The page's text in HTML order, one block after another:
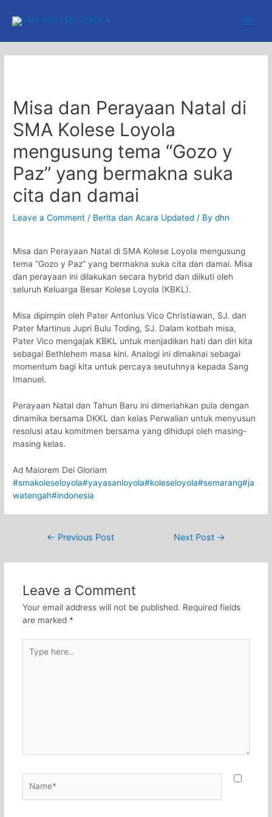
Misa dan Perayaan Natal di
SMA Kolese Loyola
mengusung tema “Gozo y
Paz” yang bermakna suka
cita dan damai
Leave a Comment / Berita dan Acara Updated / Bydhn
Misa dan Perayaan Natal di SMA Kolese Loyola mengusung
tema “Gozo y Paz” yang bermakna suka cita dan damai. Misa
dan perayaan ini dilakukan secara hybrid dan diikuti oleh
seluruh Keluarga Besar Kolese Loyola (KBKL).
Misa dipimpin oleh Pater Antonius Vico Christiawan, SJ. dan
Pater Martinus Jupri Bulu Toding, SJ. Dalam kotbah misa,
Pater Vico mengajak KBKL untuk menjadikan hati dan diri kita
sebagai Bethlehem masa kini. Analogi ini dimaknai sebagai
momentum bagi kita untuk percaya seutuhnya kepada Sang
Imanuel.
Perayaan Natal dan Tahun Baru ini dimeriahkan pula dengan
dinamika bersama DKKL dan kelas Perwalian untuk menyusun
resolusi atau komitmen bersama yang dihidupi oleh masing-
masing kelas.
Ad Maiorem Dei Gloriam
#smakoleseloyola#yayasanloyola#koleseloyola#semarang#ja
watengah#indonesia
← Previous Post Next Post →
Leave a Comment
Your email address will not be published. Required fields
are marked *
here..